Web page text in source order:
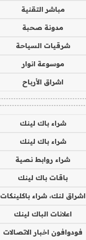
مباشر التقنية
مدونة صحبة
شرقيات السياحة
موسوعة انوار
اشراق الأرباح
شراء باك لينك
شراء باك لينك
شراء روابط نصية
باقات باك لينك
اشراق لنك، شراء باكلينكات
اعلانات الباك لينك
فودوافون اخبار الاتصالات